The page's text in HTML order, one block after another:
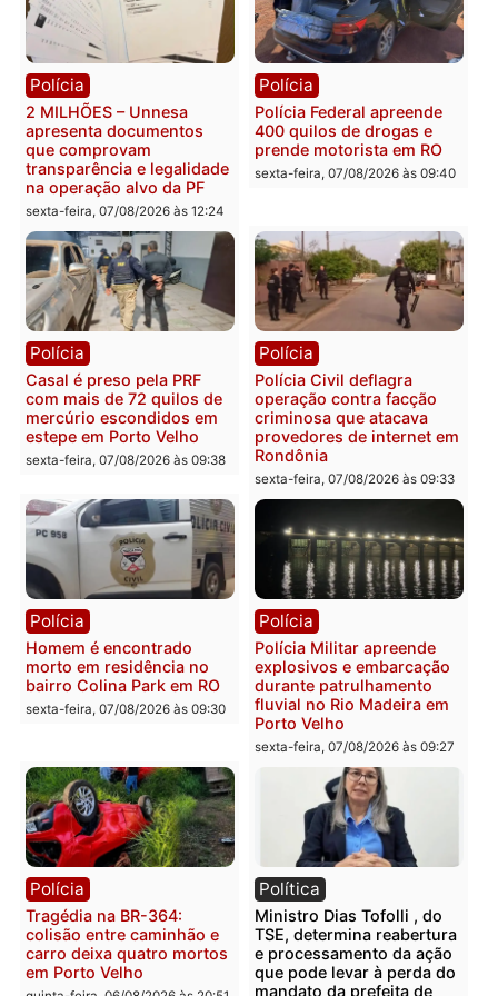
Política
Marcos Rogério apresenta
Plano de Governo com
228 projetos, metas
públicas e
acompanhamento de
resultados
sexta-feira, 07/08/2026 às 18:49
Política
Eleições 2026: Pastor
Evanildo pode ser o
primeiro pastor de
Rondônia na Câmara
Federal
Polícia
2 MILHÕES – Unnesa
apresenta documentos
que comprovam
transparência e legalidade
sexta-feira, 07/08/2026 às 12:24
Polícia
Polícia Federal apreende
400 quilos de drogas e
prende motorista em RO
sexta-feira, 07/08/2026 às
Polícia
Casal é preso pela PRF
com mais de 72 quilos de
estepe em Porto Velho
sexta-feira, 07/08/2026 às 09:38
Polícia
Polícia Civil deflagra
operação contra facção
criminosa que atacava
provedores de internet
Rondônia
sexta-feira, 07/08/2026 às
Polícia Polícia